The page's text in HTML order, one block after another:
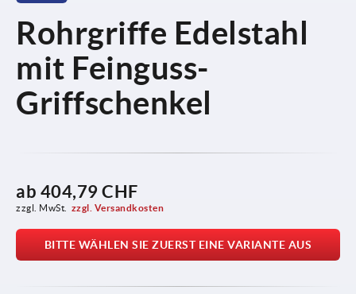
Rohrgriffe Edelstahl
mit Feinguss-
Griffschenkel
ab 404,79 CHF
zzgl. MwSt. zzgl. Versandkosten
BITTE WÄHLEN SIE ZUERST EINE VARIANTE AUS